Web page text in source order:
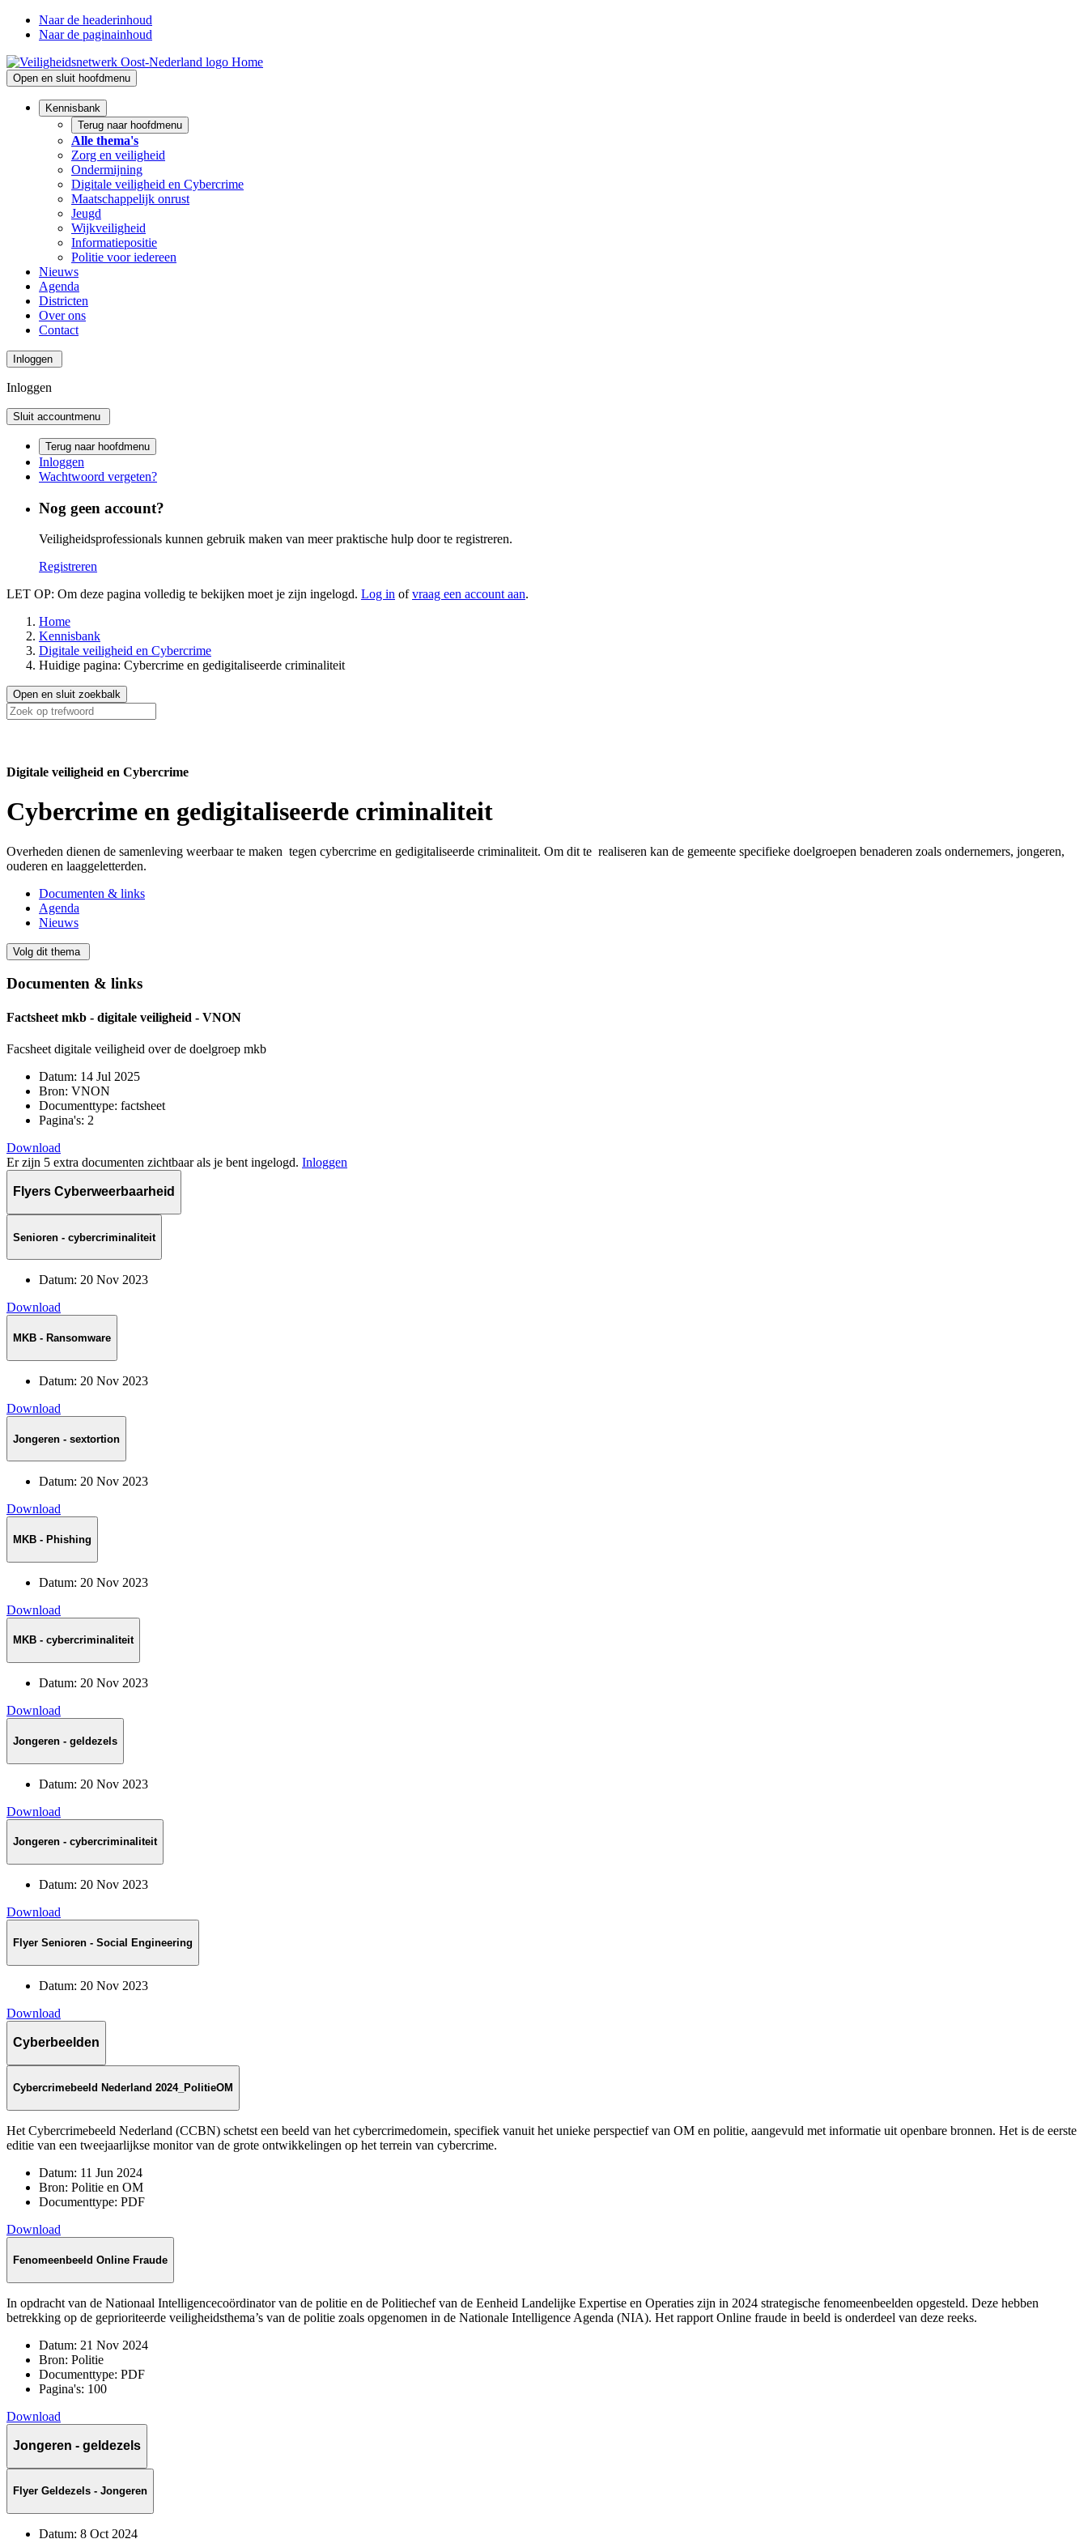
Naar de headerinhoud
Naar de paginainhoud
Home
Open en sluit hoofdmenu
Kennisbank
Terug naar hoofdmenu
Alle thema's
Zorg en veiligheid
Ondermijning
Digitale veiligheid en Cybercrime
Maatschappelijk onrust
Jeugd
Wijkveiligheid
Informatiepositie
Politie voor iedereen
Nieuws
Agenda
Districten
Over ons
Contact
Inloggen
Inloggen
Sluit accountmenu
Terug naar hoofdmenu
Inloggen
Wachtwoord vergeten?
Nog geen account?
Veiligheidsprofessionals kunnen gebruik maken van meer praktische hulp door te registreren.
Registreren
LET OP: Om deze pagina volledig te bekijken moet je zijn ingelogd. Log in ofvraag een account aan.
Home
Kennisbank
Digitale veiligheid en Cybercrime
Huidige pagina: Cybercrime en gedigitaliseerde criminaliteit
Open en sluit zoekbalk
Digitale veiligheid en Cybercrime
Cybercrime en gedigitaliseerde criminaliteit
Overheden dienen de samenleving weerbaar te maken tegen cybercrime en gedigitaliseerde criminaliteit. Om dit te realiseren kan de gemeente specifieke doelgroepen benaderen zoals ondernemers, jongeren,
ouderen en laaggeletterden.
Documenten & links
Agenda
Nieuws
Volg dit thema
Documenten & links
Factsheet mkb - digitale veiligheid - VNON
Facsheet digitale veiligheid over de doelgroep mkb
Datum: 14 Jul 2025
Bron: VNON
Documenttype: factsheet
Pagina's: 2
Download
Er zijn 5 extra documenten zichtbaar als je bent ingelogd. Inloggen
Flyers Cyberweerbaarheid
Senioren - cybercriminaliteit
Datum: 20 Nov 2023
Download
MKB - Ransomware
Datum: 20 Nov 2023
Download
Jongeren - sextortion
Datum: 20 Nov 2023
Download
MKB - Phishing
Datum: 20 Nov 2023
Download
MKB - cybercriminaliteit
Datum: 20 Nov 2023
Download
Jongeren - geldezels
Datum: 20 Nov 2023
Download
Jongeren - cybercriminaliteit
Datum: 20 Nov 2023
Download
Flyer Senioren - Social Engineering
Datum: 20 Nov 2023
Download
Cyberbeelden
Cybercrimebeeld Nederland 2024_PolitieOM
Het Cybercrimebeeld Nederland (CCBN) schetst een beeld van het cybercrimedomein, specifiek vanuit het unieke perspectief van OM en politie, aangevuld met informatie uit openbare bronnen. Het is de eerste
editie van een tweejaarlijkse monitor van de grote ontwikkelingen op het terrein van cybercrime.
Datum: 11 Jun 2024
Bron: Politie en OM
Documenttype: PDF
Download
Fenomeenbeeld Online Fraude
In opdracht van de Nationaal Intelligencecoördinator van de politie en de Politiechef van de Eenheid Landelijke Expertise en Operaties zijn in 2024 strategische fenomeenbeelden opgesteld. Deze hebben
betrekking op de geprioriteerde veiligheidsthema’s van de politie zoals opgenomen in de Nationale Intelligence Agenda (NIA). Het rapport Online fraude in beeld is onderdeel van deze reeks.
Datum: 21 Nov 2024
Bron: Politie
Documenttype: PDF
Pagina's: 100
Download
Jongeren - geldezels
Flyer Geldezels - Jongeren
Datum: 8 Oct 2024